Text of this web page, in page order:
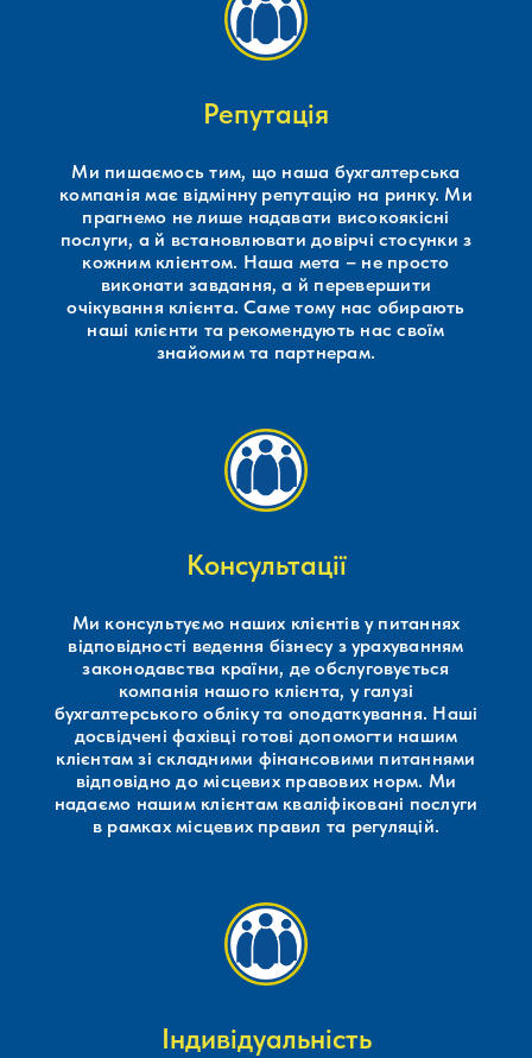
Репутація
Ми пишаємось тим, що наша бухгалтерська
компанія має відмінну репутацію на ринку. Ми
прагнемо не лише надавати високоякісні
послуги, а й встановлювати довірчі стосунки з
кожним клієнтом. Наша мета – не просто
виконати завдання, а й перевершити
очікування клієнта. Саме тому нас обирають
наші клієнти та рекомендують нас своїм
знайомим та партнерам.
Консультації
Ми консультуємо наших клієнтів у питаннях
відповідності ведення бізнесу з урахуванням
законодавства країни, де обслуговується
компанія нашого клієнта, у галузі
бухгалтерського обліку та оподаткування. Наші
досвідчені фахівці готові допомогти нашим
клієнтам зі складними фінансовими питаннями
відповідно до місцевих правових норм. Ми
надаємо нашим клієнтам кваліфіковані послуги
в рамках місцевих правил та регуляцій.
Індивідуальність